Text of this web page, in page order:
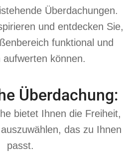
Überdachungen.
und entdecken Sie,
funktional und
aufwerten können.
Überdachung:
bietet Ihnen die Freiheit,
das zu Ihnen
passt.